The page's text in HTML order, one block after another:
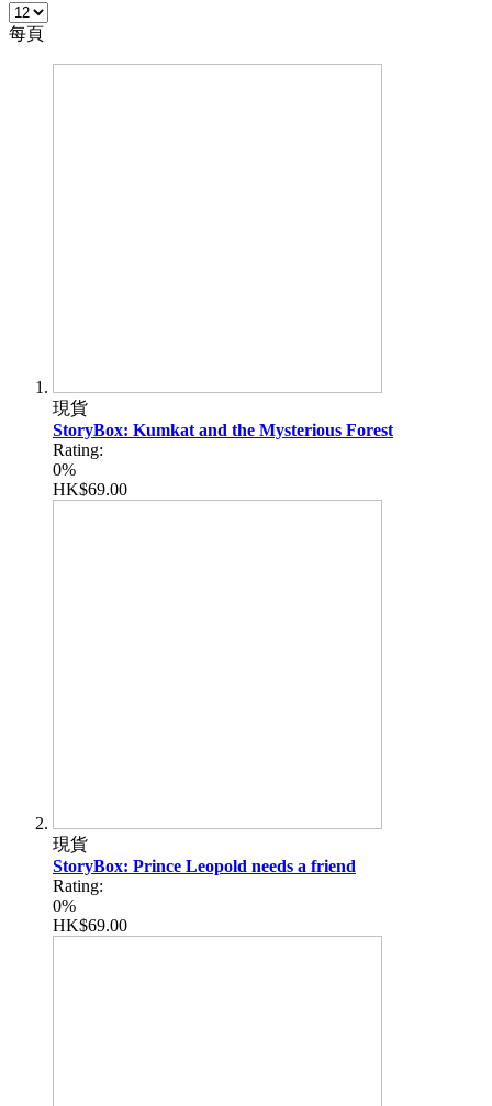
每頁
現貨
StoryBox: Kumkat and the Mysterious Forest
Rating:
0%
HK$69.00
現貨
StoryBox: Prince Leopold needs a friend
Rating:
0%
HK$69.00